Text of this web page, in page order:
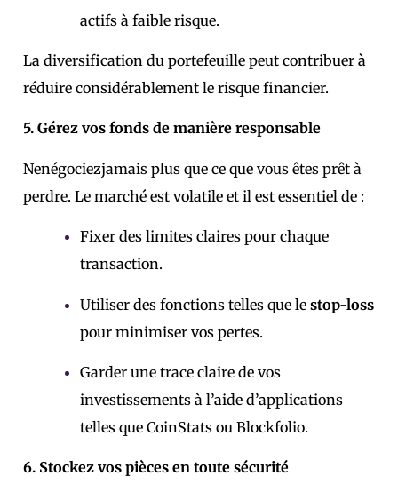
actifs à faible risque.
La diversification du portefeuille peut contribuer à
réduire considérablement le risque financier.
5. Gérez vos fonds de manière responsable
Nenégociezjamais plus que ce que vous êtes prêt à
perdre. Le marché est volatile et il est essentiel de :
Fixer des limites claires pour chaque
transaction.
Utiliser des fonctions telles que le stop-loss
pour minimiser vos pertes.
Garder une trace claire de vos
investissements à l’aide d’applications
telles que CoinStats ou Blockfolio.
6. Stockez vos pièces en toute sécurité